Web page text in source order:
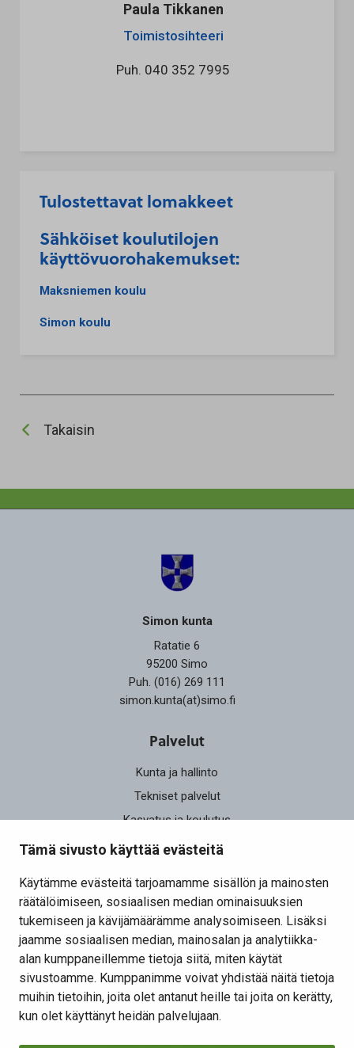
Tämä sivusto käyttää evästeitä
Käytämme evästeitä tarjoamamme sisällön ja mainosten
räätälöimiseen, sosiaalisen median ominaisuuksien
tukemiseen ja kävijämäärämme analysoimiseen. Lisäksi
jaamme sosiaalisen median, mainosalan ja analytiikka-
alan kumppaneillemme tietoja siitä, miten käytät
sivustoamme. Kumppanimme voivat yhdistää näitä tietoja
muihin tietoihin, joita olet antanut heille tai joita on kerätty,
kun olet käyttänyt heidän palvelujaan.
Paula Tikkanen
Toimistosihteeri
Puh. 040 352 7995
Tulostettavat lomakkeet
Sähköiset koulutilojen
käyttövuorohakemukset:
Maksniemen koulu
Simon koulu
Takaisin
Simon kunta
Ratatie 6
95200 Simo
Puh. (016) 269 111
simon.kunta(at)simo.fi
Palvelut
Kunta ja hallinto
Tekniset palvelut
Kasvatus ja koulutus
Elinvoima
Osallistu ja vaikuta
Kansalaisaloite
Lomakkeet
Tietosuojaseloste